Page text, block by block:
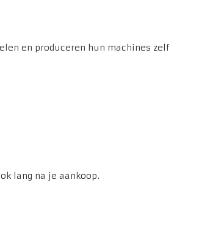
en produceren hun machines zelf
lang na je aankoop.